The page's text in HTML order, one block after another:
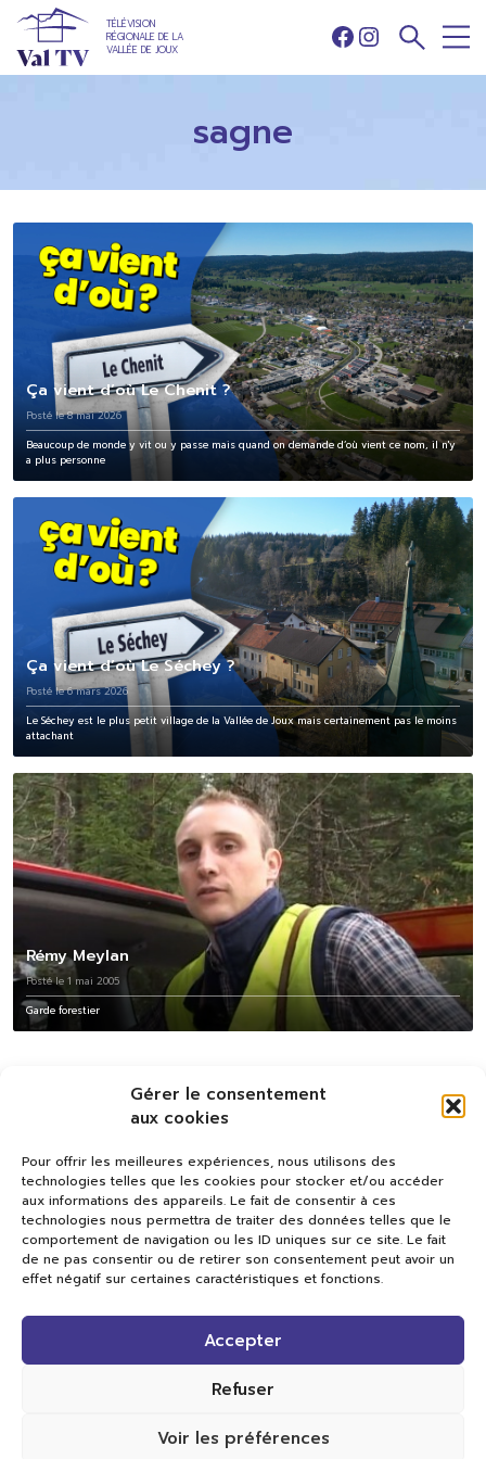
Gérer le consentement
aux cookies
Pour offrir les meilleures expériences, nous utilisons des
technologies telles que les cookies pour stocker et/ou accéder
aux informations des appareils. Le fait de consentir à ces
technologies nous permettra de traiter des données telles que le
comportement de navigation ou les ID uniques sur ce site. Le fait
de ne pas consentir ou de retirer son consentement peut avoir un
effet négatif sur certaines caractéristiques et fonctions.
Accepter
Refuser
Voir les préférences
TÉLÉVISION
RÉGIONALE DE LA
VALLÉE DE JOUX
Facebook
Instagram
sagne
Ça vient d’où Le Chenit ?
Posté le 8 mai 2026
Beaucoup de monde y vit ou y passe mais quand on demande d’où vient ce nom, il n'y
a plus personne
Ça vient d’où Le Séchey ?
Posté le 6 mars 2026
Le Séchey est le plus petit village de la Vallée de Joux mais certainement pas le moins
attachant
Rémy Meylan
Posté le 1 mai 2005
Garde forestier
Val TV
Centre de Compétences Médias
Rue du Pont-Neuf 24